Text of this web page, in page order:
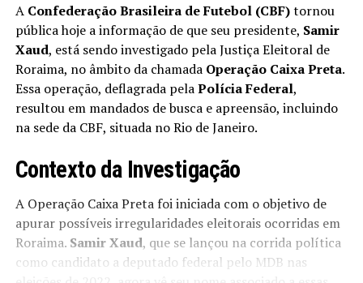
A Confederação Brasileira de Futebol (CBF)tornou
pública hoje a informação de que seu presidente, Samir
Xaud, está sendo investigado pela Justiça Eleitoral de
Roraima, no âmbito da chamada Operação Caixa Preta.
Essa operação, deflagrada pelaPolícia Federal,
resultou em mandados de busca e apreensão, incluindo
na sede da CBF, situada no Rio de Janeiro.
Contexto da Investigação
A Operação Caixa Preta foi iniciada com o objetivo de
apurar possíveis irregularidades eleitorais ocorridas em
Roraima. Samir Xaud, que se lançou na corrida política
como candidato a deputado federal pelo MDB nas